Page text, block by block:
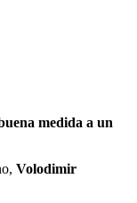
medida a un
Volodimir